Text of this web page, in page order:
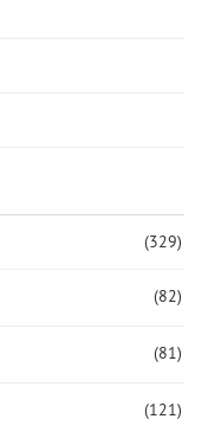
(329)
(82)
(81)
(121)